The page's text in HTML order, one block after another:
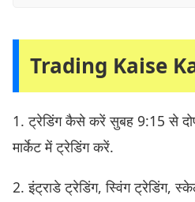
Trading Kaise
1. ट्रेडिंग कैसे करें सुबह 9:15 से
मार्केट में ट्रेडिंग करें.
2. इंट्राडे ट्रेडिंग, स्विंग ट्रेडिंग,